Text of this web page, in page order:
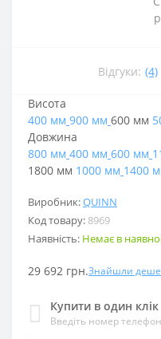
Відгуки: (4)
Виробник:QUINN
Код товару: 8969
Наявність: Немає в
29 692 грн.Знайшли
Купити в один клік
Введіть номер
Висота
400 мм 900 мм 600 мм
Довжина
800 мм 400 мм 600 мм
1800 мм 1000 мм 1400